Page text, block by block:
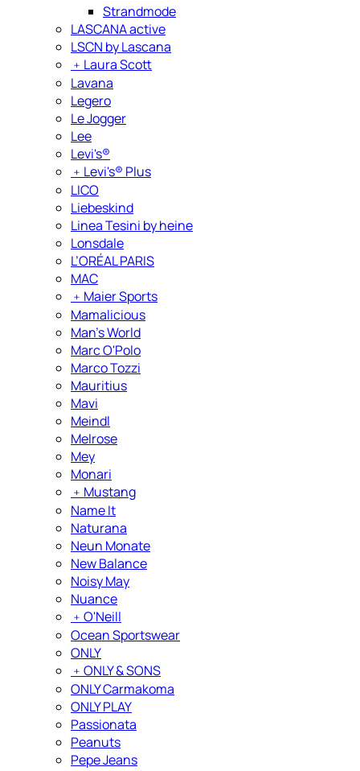
Strandmode
LASCANA active
LSCN by Lascana
﹢ Laura Scott
Lavana
Legero
Le Jogger
Lee
Levi's®
﹢ Levi's® Plus
LICO
Liebeskind
Linea Tesini by heine
Lonsdale
L’ORÉAL PARIS
MAC
﹢ Maier Sports
Mamalicious
Man's World
Marc O'Polo
Marco Tozzi
Mauritius
Mavi
Meindl
Melrose
Mey
Monari
﹢ Mustang
Name It
Naturana
Neun Monate
New Balance
Noisy May
Nuance
﹢ O'Neill
Ocean Sportswear
ONLY
﹢ ONLY & SONS
ONLY Carmakoma
ONLY PLAY
Passionata
Peanuts
Pepe Jeans